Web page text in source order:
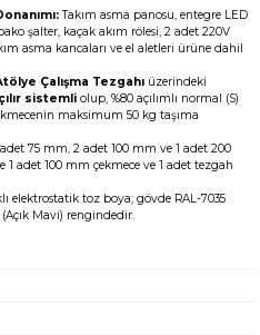
Takım asma panosu, entegre LED
şalter, kaçak akım rölesi, 2 adet 220V
asma kancaları ve el aletleri ürüne dahil
Çalışma Tezgahı üzerindeki
sistemli olup, %80 açılımlı normal (S)
maksimum 50 kg taşıma
adet 75 mm, 2 adet 100 mm ve 1 adet 200
1 adet 100 mm çekmece ve 1 adet tezgah
elektrostatik toz boya; gövde RAL-7035
(Açık Mavi) rengindedir.